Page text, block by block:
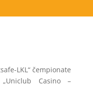
LKL“ čempionate
Casino –